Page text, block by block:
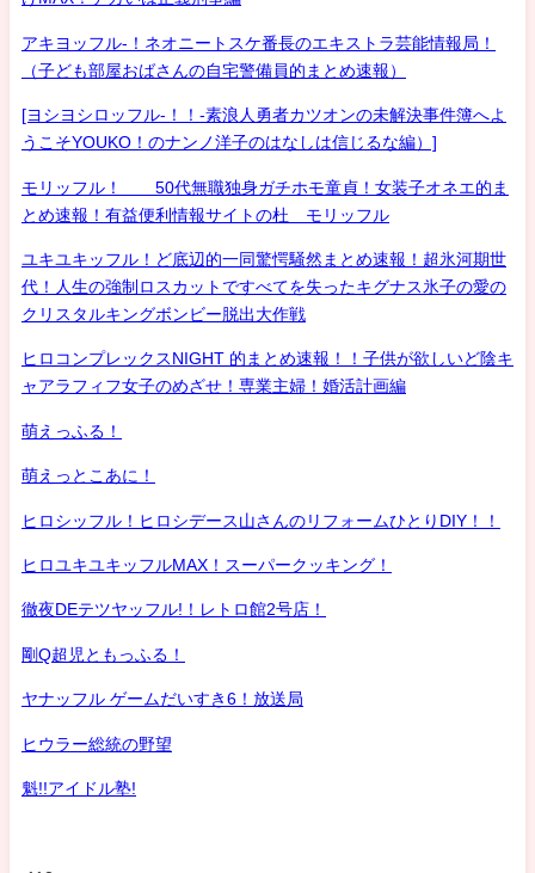
アキヨッフル-！ネオニートスケ番長のエキストラ芸能情報局！
（子ども部屋おばさんの自宅警備員的まとめ速報）
[ヨシヨシロッフル-！！-素浪人勇者カツオンの未解決事件簿へよ
うこそYOUKO！のナンノ洋子のはなしは信じるな編）]
モリッフル！ 50代無職独身ガチホモ童貞！女装子オネエ的ま
とめ速報！有益便利情報サイトの杜 モリッフル
ユキユキッフル！ど底辺的一同驚愕騒然まとめ速報！超氷河期世
代！人生の強制ロスカットですべてを失ったキグナス氷子の愛の
クリスタルキングボンビー脱出大作戦
ヒロコンプレックスNIGHT 的まとめ速報！！子供が欲しいど陰キ
ャアラフィフ女子のめざせ！専業主婦！婚活計画編
萌えっふる！
萌えっとこあに！
ヒロシッフル！ヒロシデース山さんのリフォームひとりDIY！！
ヒロユキユキッフルMAX！スーパークッキング！
徹夜DEテツヤッフル!！レトロ館2号店！
剛Q超児ともっふる！
ヤナッフル ゲームだいすき6！放送局
ヒウラー総統の野望
魁!!アイドル塾!